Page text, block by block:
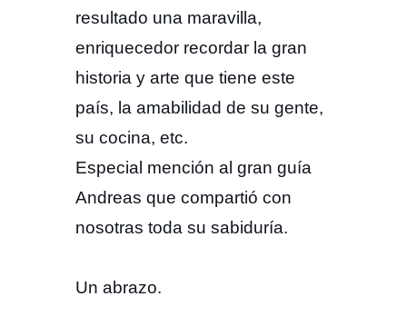
resultado una maravilla,
enriquecedor recordar la gran
historia y arte que tiene este
país, la amabilidad de su gente,
su cocina, etc.
Especial mención al gran guía
Andreas que compartió con
nosotras toda su sabiduría.
Un abrazo.